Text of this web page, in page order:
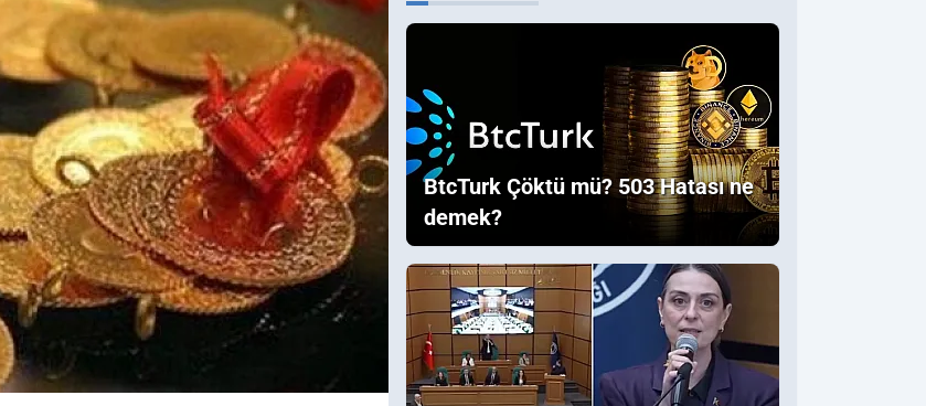
BtcTurk Çöktü mü? 503 Hatası ne
demek?